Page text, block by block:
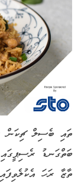
ތައި ބެސިލް ޗިކަން
ބަތްގަނޑު
ތާޒާ ރަހަ